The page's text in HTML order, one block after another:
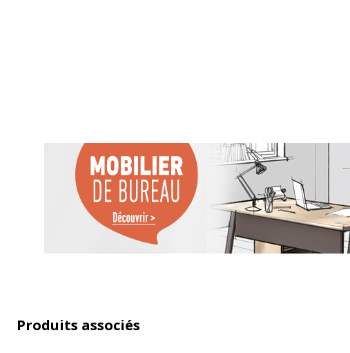
Caractéristiques générales
Caractéristiques générales
Gamme GENERIC
Couleur(s) de l'article Noir
Aluminium
Quantité de portes
Produits associés